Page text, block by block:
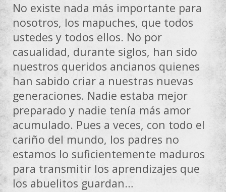
No existe nada más importante para
nosotros, los mapuches, que todos
ustedes y todos ellos. No por
casualidad, durante siglos, han sido
nuestros queridos ancianos quienes
han sabido criar a nuestras nuevas
generaciones. Nadie estaba mejor
preparado y nadie tenía más amor
acumulado. Pues a veces, con todo el
cariño del mundo, los padres no
estamos lo suficientemente maduros
para transmitir los aprendizajes que
los abuelitos guardan…